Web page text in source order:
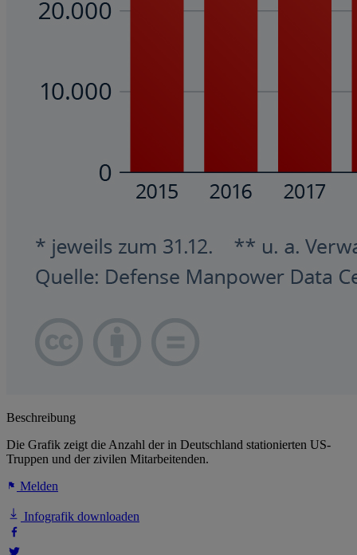
Beschreibung
Die Grafik zeigt die Anzahl der in Deutschland stationierten US-
Truppen und der zivilen Mitarbeitenden.
Melden
Infografik downloaden